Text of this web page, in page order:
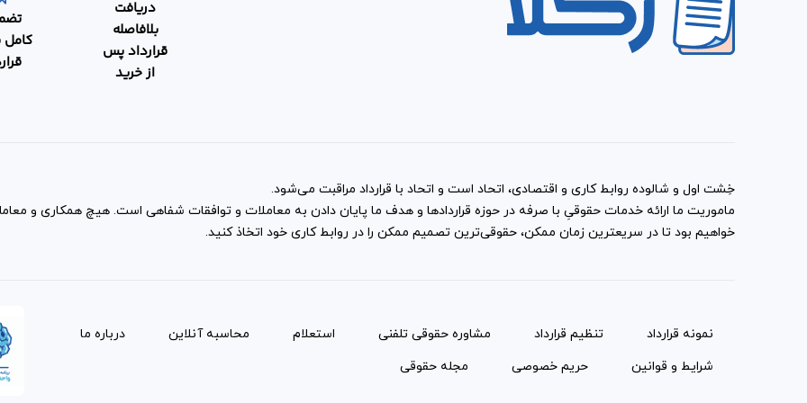
دریافت
بلافاصله
قرارداد پس
از خرید
کامل
خِشت اول و شالوده روابط کاری و اقتصادی، اتحاد است و اتحاد با قرارداد مراقبت می‌شود.
ماموریت ما ارائه خدمات حقوقیِ با صرفه در حوزه قراردادها و هدف ما پایان دادن به معاملات و توافقات شفاهی است. هیچ همکاری و
خواهیم بود تا در سریعترین زمان ممکن، حقوقی‌ترین تصمیم ممکن را در روابط کاری خود اتخاذ کنید.
نمونه قرارداد‌ تنظیم قرارداد مشاوره حقوقی تلفنی استعلام محاسبه آنلاین
درباره ما
شرایط و قوانین
حریم خصوصی مجله حقوقی